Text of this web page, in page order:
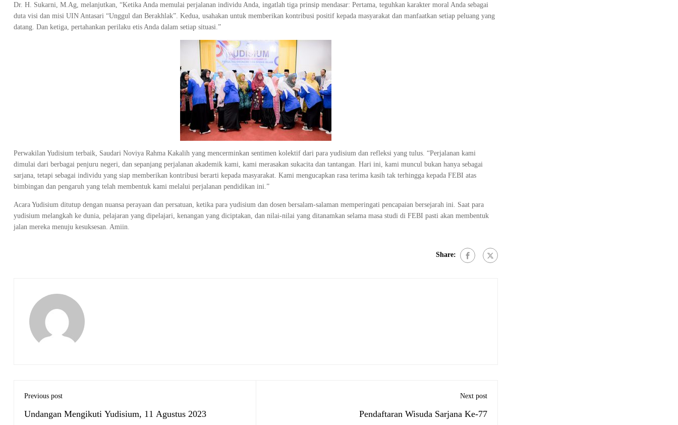
Dr. H. Sukarni, M.Ag, melanjutkan, “Ketika Anda memulai perjalanan individu Anda, ingatlah tiga prinsip mendasar: Pertama, teguhkan karakter moral Anda sebagai
duta visi dan misi UIN Antasari “Unggul dan Berakhlak”. Kedua, usahakan untuk memberikan kontribusi positif kepada masyarakat dan manfaatkan setiap peluang yang
datang. Dan ketiga, pertahankan perilaku etis Anda dalam setiap situasi.”
Perwakilan Yudisium terbaik, Saudari Noviya Rahma Kakalih yang mencerminkan sentimen kolektif dari para yudisium dan refleksi yang tulus. “Perjalanan kami
dimulai dari berbagai penjuru negeri, dan sepanjang perjalanan akademik kami, kami merasakan sukacita dan tantangan. Hari ini, kami muncul bukan hanya sebagai
sarjana, tetapi sebagai individu yang siap memberikan kontribusi berarti kepada masyarakat. Kami mengucapkan rasa terima kasih tak terhingga kepada FEBI atas
bimbingan dan pengaruh yang telah membentuk kami melalui perjalanan pendidikan ini.”
Acara Yudisium ditutup dengan nuansa perayaan dan persatuan, ketika para yudisium dan dosen bersalam-salaman memperingati pencapaian bersejarah ini. Saat para
yudisium melangkah ke dunia, pelajaran yang dipelajari, kenangan yang diciptakan, dan nilai-nilai yang ditanamkan selama masa studi di FEBI pasti akan membentuk
jalan mereka menuju kesuksesan. Amiin.
Share:
Previous post
Undangan Mengikuti Yudisium, 11 Agustus 2023
Next post
Pendaftaran Wisuda Sarjana Ke-77